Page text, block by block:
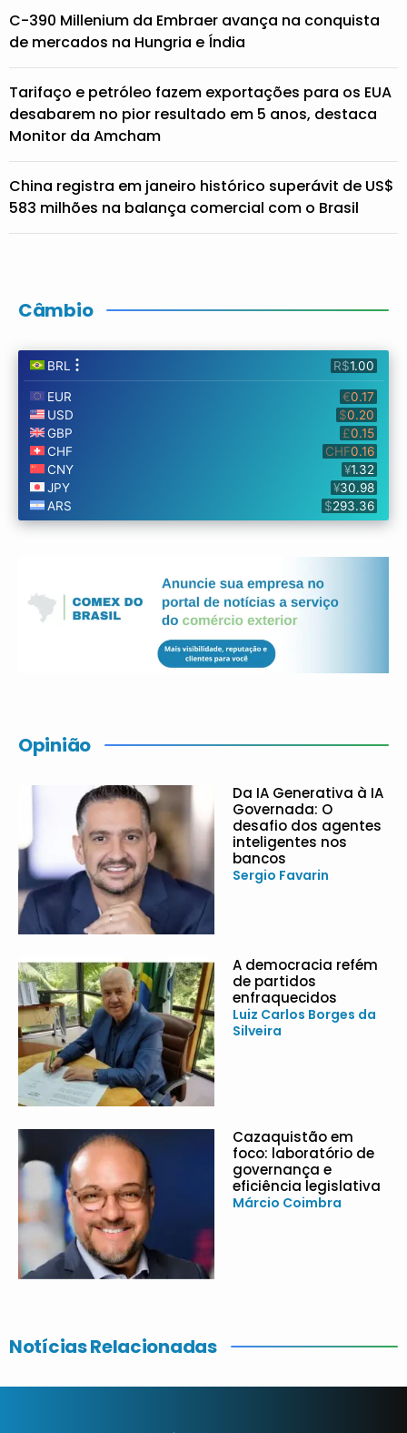
C-390 Millenium da Embraer avança na conquista
de mercados na Hungria e Índia
Tarifaço e petróleo fazem exportações para os EUA
desabarem no pior resultado em 5 anos, destaca
Monitor da Amcham
China registra em janeiro histórico superávit de US$
583 milhões na balança comercial com o Brasil
Câmbio
Opinião
Da IA Generativa à IA
Governada: O
desafio dos agentes
inteligentes nos
bancos
Sergio Favarin
A democracia refém
de partidos
enfraquecidos
Luiz Carlos Borges da
Silveira
Cazaquistão em
foco: laboratório de
governança e
eficiência legislativa
Márcio Coimbra
Notícias Relacionadas